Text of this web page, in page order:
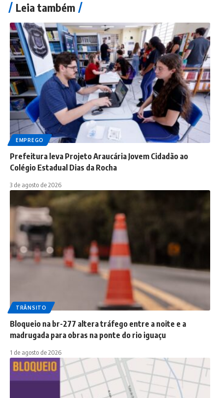
Leia também
EMPREGO
Prefeitura leva Projeto Araucária Jovem Cidadão ao
Colégio Estadual Dias da Rocha
3 de agosto de 2026
TRÂNSITO
Bloqueio na br-277 altera tráfego entre a noite e a
madrugada para obras na ponte do rio iguaçu
1 de agosto de 2026